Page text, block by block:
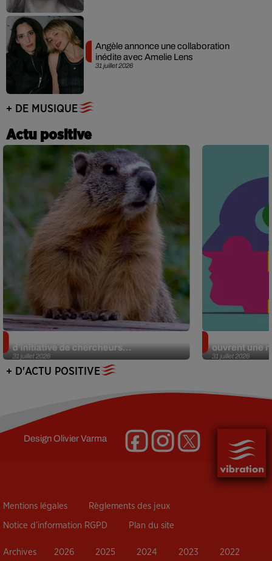
31 juillet 2026
Angèle annonce une collaboration
inédite avec Amelie Lens
+ DE MUSIQUE
Actu positive
31 juillet 2026
d’initiative de chercheurs...
31 juillet 2026
ouvrent une
+ D'ACTU POSITIVE
DesignOlivier Varma
Mentions légales Règlements des jeux
Notice d’information RGPD Plan du site
Archives 2026 2025 2024 2023 2022